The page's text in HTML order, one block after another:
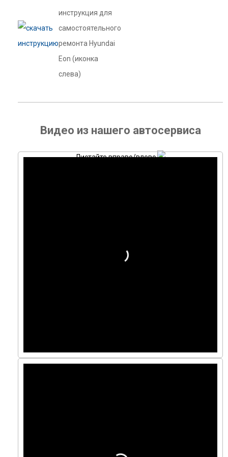
инструкция для
самостоятельного
ремонта Hyundai
Eon (иконка
слева)
Видео из нашего автосервиса
Листайте вправо/влево